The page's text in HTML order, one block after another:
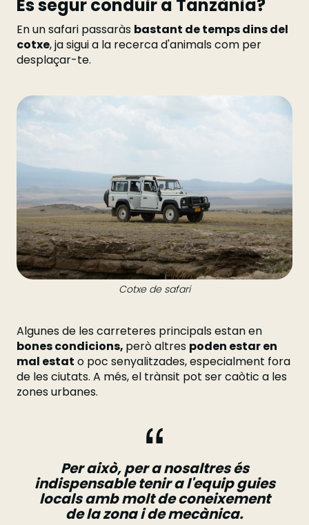
És segur conduir a Tanzània?
En un safari passaràs bastant de temps dins del
cotxe, ja sigui a la recerca d'animals com per
desplaçar-te.
Cotxe de safari
Algunes de les carreteres principals estan en
bones condicions, però altres poden estar en
mal estat o poc senyalitzades, especialment fora
de les ciutats. A més, el trànsit pot ser caòtic a les
zones urbanes.
Per això, per a nosaltres és
indispensable tenir a l'equip guies
locals amb molt de coneixement
de la zona i de mecànica.